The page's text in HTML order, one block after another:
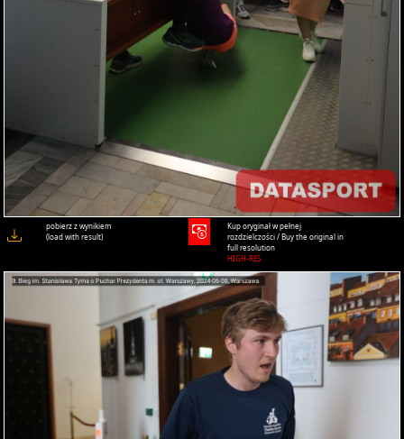
pobierz z wynikiem
(load with result)
Kup oryginał w pełnej
rozdzielczości / Buy the original in
full resolution
HIGH-RES